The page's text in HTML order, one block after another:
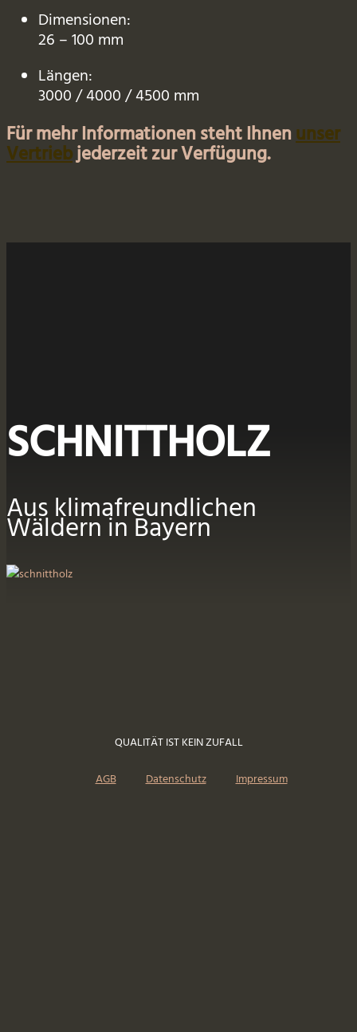
Dimensionen:
26 – 100 mm
Längen:
3000 / 4000 / 4500 mm
Für mehr Informationen steht Ihnenunser
Vertriebjederzeit zur Verfügung.
SCHNITTHOLZ
Aus klimafreundlichen
Wäldern in Bayern
QUALITÄT IST KEIN ZUFALL
AGB
Datenschutz Impressum